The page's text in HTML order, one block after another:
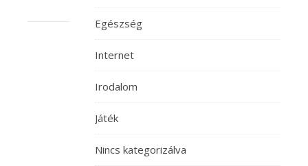
Egészség
Internet
Irodalom
Játék
Nincs kategorizálva